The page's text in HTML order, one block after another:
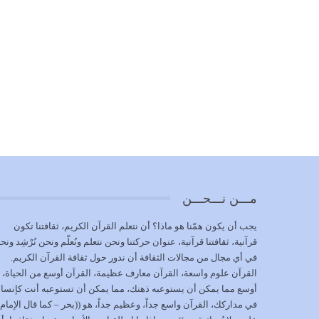
مـــن نـــحـــن
يجب أن يكون همّنا هو ماذا؟ أن نتعلم القرآن الكريم، ثقافتنا تكون
قرآنية، ثقافتنا قرآنية، عنوان حركتنا ونحن نتعلم ونُعلّم ونحن نُرْشِد
في أي مجال من مجالات الثقافة أن ندور حول ثقافة القرآن الكريم.
القرآن علوم واسعة، القرآن معارف عظيمة، القرآن أوسع من الحياة،
أوسع مما يمكن أن يستوعبه ذهنك، مما يمكن أن تستوعبه أنت
في مداركك، القرآن واسع جداً، وعظيم جداً، هو ((بحر – كما قال الإمام